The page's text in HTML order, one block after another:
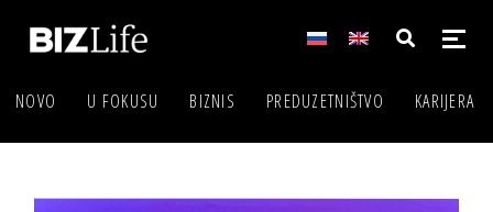
NOVO U FOKUSU BIZNIS PREDUZETNIŠTVO KARIJERA